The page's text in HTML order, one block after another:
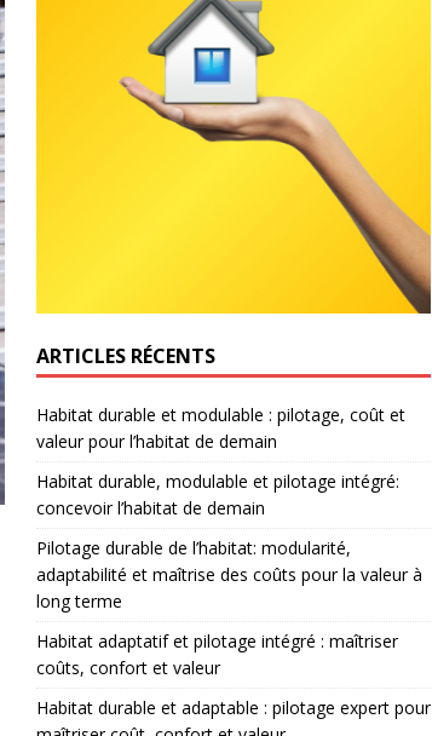
ARTICLES RÉCENTS
Habitat durable et modulable : pilotage, coût et
valeur pour l’habitat de demain
Habitat durable, modulable et pilotage intégré:
concevoir l’habitat de demain
Pilotage durable de l’habitat: modularité,
adaptabilité et maîtrise des coûts pour la valeur à
long terme
Habitat adaptatif et pilotage intégré : maîtriser
coûts, confort et valeur
Habitat durable et adaptable : pilotage expert pour